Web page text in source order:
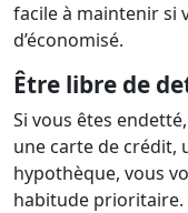
facile à maintenir si
d’économisé.
Être libre de
Si vous êtes
une carte de crédit,
hypothèque, vous
habitude prioritaire.